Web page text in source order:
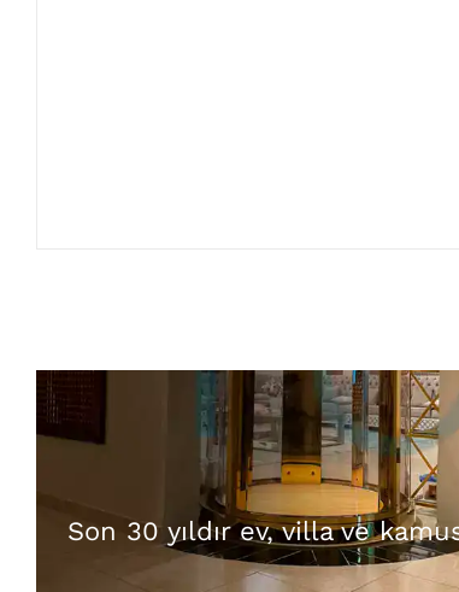
Son 30 yıldır ev, villa ve